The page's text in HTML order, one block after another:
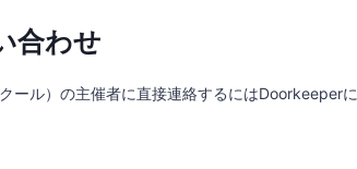
合わせ
ール）の主催者に直接連絡するにはDoorkeeperに